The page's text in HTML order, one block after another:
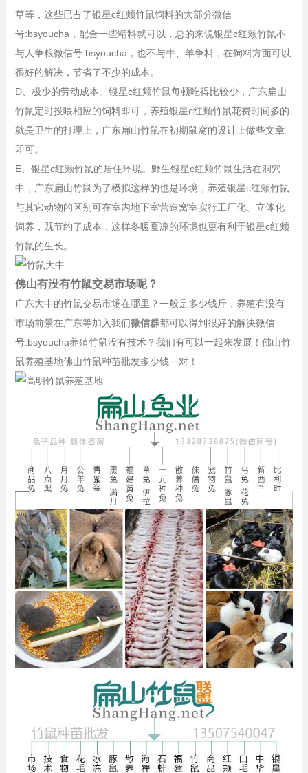
草等，这些已占了银星c红颊竹鼠饲料的大部分微信
号:bsyoucha，配合一些精料就可以，总的来说银星c红颊竹鼠不
与人争粮微信号:bsyoucha，也不与牛、羊争料，在饲料方面可以
很好的解决，节省了不少的成本。
D、极少的劳动成本。银星c红颊竹鼠每顿吃得比较少，广东扁山
竹鼠定时投喂相应的饲料即可，养殖银星c红颊竹鼠花费时间多的
就是卫生的打理上，广东扁山竹鼠在初期鼠窝的设计上做些文章
即可。
E、银星c红颊竹鼠的居住环境。野生银星c红颊竹鼠生活在洞穴
中，广东扁山竹鼠为了模拟这样的也是环境，养殖银星c红颊竹鼠
与其它动物的区别可在室内地下室营造窝室实行工厂化、立体化
饲养，既节约了成本，这样冬暖夏凉的环境也更有利于银星c红颊
竹鼠的生长。
佛山有没有竹鼠交易市场呢？
广东大中的竹鼠交易市场在哪里？一般是多少钱斤，养殖有没有
市场前景在广东等加入我们微信群都可以得到很好的解决微信
号:bsyoucha养殖竹鼠没有技术？我们有可以一起来发展！佛山竹
鼠养殖基地佛山竹鼠种苗批发多少钱一对！